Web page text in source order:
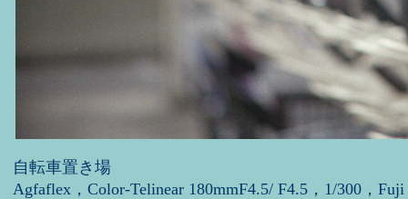
自転車置き場
Agfaflex，Color-Telinear 180mmF4.5/ F4.5，1/300，